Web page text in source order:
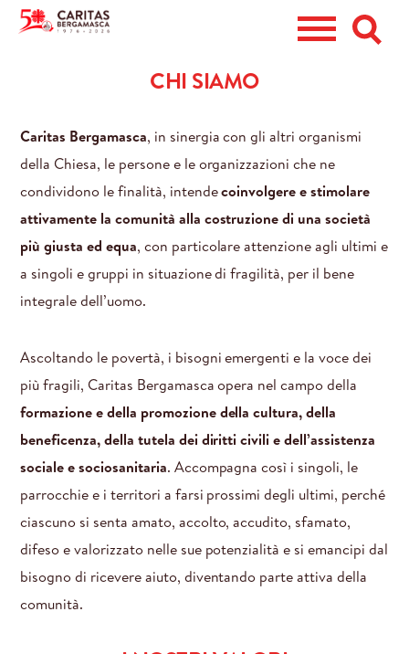
DIVENTA VOLONTARIO
RACCOLTA ABITI
EMERGENZE
5X1000
PERSONA
CENTRO DI ASCOLTO DIOCESANO
STRADA
Docce
Passeggeri della storia
Dormitori
Dormitorio maschile
Dormitorio femminile
Centro diurno Punto Sosta
Unità di strada
LAVORO
Inserimento lavorativo
Lavorando. In ascolto di chi cerca un impiego.
CREDITO E SOSTEGNO
Centro giustizia riparativa
Lavori di pubblica utilità
Carcere
Ambulatorio di prossimità
Prevenzione gioco d'azzardo
EVENTI
CASA
ACCOGLIERE E PROTEGGERE
SaraCasa
Housing sociale
PROTEZIONE
Richiedenti asilo e rifugiati
Progetto Cristalli
CIR Bergamo
Vittime di tratta
Vittime di violenza di genere
COMUNITÀ
CENTRI DI ASCOLTO PARROCCHIALI
FORMAZIONE
Per i Centri di ascolto e le Caritas parrocchiali
Documenti
Nelle parrocchie
SERVIZI
Aiuti alimentari
Hub logistico
Armadi convidisi
EVENTI E INIZIATIVE DI INCONTRO
Settimana dei poveri
RICERCA
YOUNG CARITAS
ESPERIENZE
Volontariato in Caritas
Servizio Civile Universale
CENTRO STUDI "FILEO"
PER SCUOLE E STUDENTI
CHI SIAMO
Caritas Bergamasca, in sinergia con gli altri organismi
della Chiesa, le persone e le organizzazioni che ne
condividono le finalità, intendecoinvolgere e stimolare
attivamente la comunità alla costruzione di una società
più giusta ed equa, con particolare attenzione agli ultimi e
a singoli e gruppi in situazione di fragilità, per il bene
integrale dell’uomo.
Ascoltando le povertà, i bisogni emergenti e la voce dei
più fragili, Caritas Bergamasca opera nel campo della
formazione e della promozione della cultura, della
beneficenza, della tutela dei diritti civili e dell’assistenza
sociale e sociosanitaria. Accompagna così i singoli, le
parrocchie e i territori a farsi prossimi degli ultimi, perché
ciascuno si senta amato, accolto, accudito, sfamato,
difeso e valorizzato nelle sue potenzialità e si emancipi dal
bisogno di ricevere aiuto, diventando parte attiva della
comunità.